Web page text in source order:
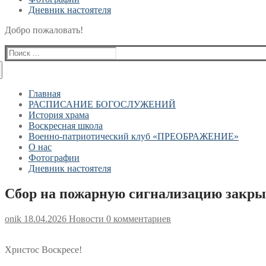
Дневник настоятеля
Добро пожаловать!
Найти:
Главная
РАСПИСАНИЕ БОГОСЛУЖЕНИЙ
История храма
Воскресная школа
Военно-патриотический клуб «ПРЕОБРАЖЕНИЕ»
О нас
Фотографии
Дневник настоятеля
Сбор на пожарную сигнализацию
onik 18.04.2026 Новости 0 комментариев
Христос Воскресе!